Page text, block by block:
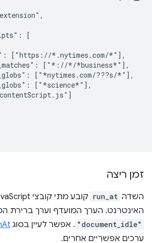
[
["https://*.nytimes.com/*"],
["*://*/*business*"],
["*nytimes.com/???s/*"],
["*science*"],
זמן ריצה
השדה run_at
האינטרנט. הערך המועדף וערך ברירת
"document_idle" . אפשר לעיין בסוג
ערכים אפשריים אחרים.